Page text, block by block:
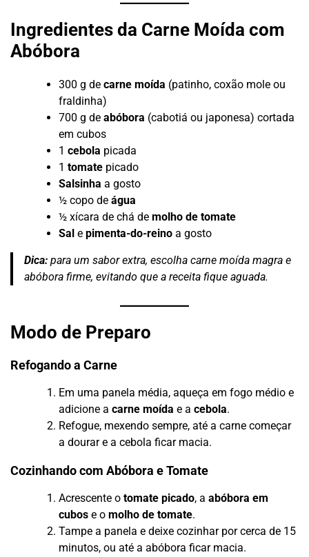
Ingredientes da Carne Moída com
Abóbora
300 g de carne moída (patinho, coxão mole ou
fraldinha)
700 g de abóbora (cabotiá ou japonesa) cortada
em cubos
1 cebola picada
1 tomate picado
Salsinha a gosto
½ copo de água
½ xícara de chá de molho de tomate
Sal e pimenta-do-reino a gosto
Dica: para um sabor extra, escolha carne moída magra e
abóbora firme, evitando que a receita fique aguada.
Modo de Preparo
Refogando a Carne
Em uma panela média, aqueça em fogo médio e
adicione a carne moída e a cebola.
Refogue, mexendo sempre, até a carne começar
a dourar e a cebola ficar macia.
Cozinhando com Abóbora e Tomate
Acrescente o tomate picado, a abóbora em
cubos e o molho de tomate.
Tampe a panela e deixe cozinhar por cerca de 15
minutos, ou até a abóbora ficar macia.